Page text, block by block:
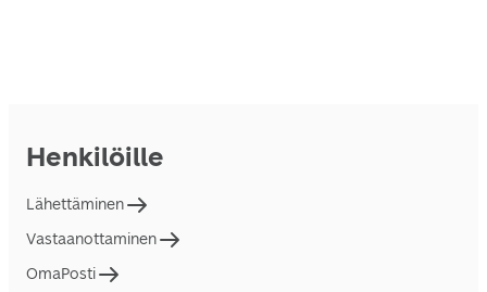
Henkilöille
Lähettäminen
Vastaanottaminen
OmaPosti